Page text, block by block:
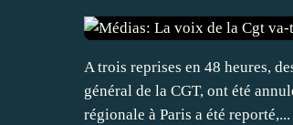
A trois reprises en 48 heures,
général de la CGT, ont été
régionale à Paris a été reporté,...